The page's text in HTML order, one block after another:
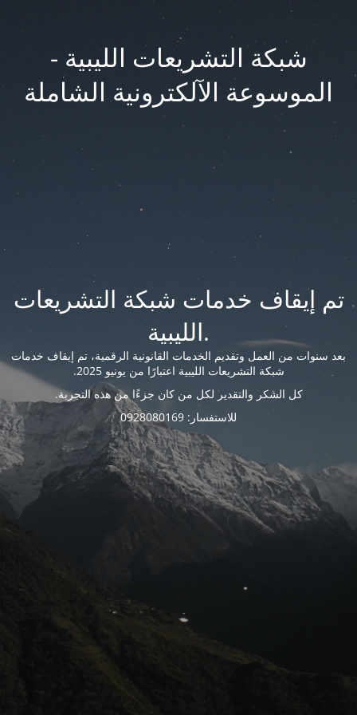
شبكة التشريعات الليبية -
الموسوعة الآلكترونية الشاملة
تم إيقاف خدمات شبكة التشريعات
الليبية.
بعد سنوات من العمل وتقديم الخدمات القانونية الرقمية، تم إيقاف خدمات
شبكة التشريعات الليبية اعتبارًا من يونيو 2025.
كل الشكر والتقدير لكل من كان جزءًا من هذه التجربة.
للاستفسار: 0928080169